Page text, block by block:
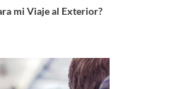
mi Viaje al Exterior?